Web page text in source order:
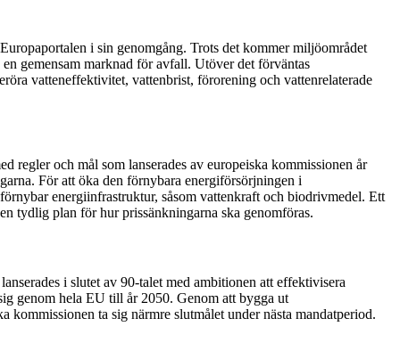
i sin genomgång. Trots det kommer miljöområdet
gemensam marknad för avfall. Utöver det förväntas
vatteneffektivitet, vattenbrist, förorening och vattenrelaterade
regler och mål som lanserades av europeiska kommissionen år
För att öka den förnybara energiförsörjningen i
energiinfrastruktur, såsom vattenkraft och biodrivmedel. Ett
tydlig plan förhurprissänkningarna ska genomföras.
i slutet av 90-talet med ambitionen att effektivisera
genom hela EU till år 2050. Genom att bygga ut
ta sig närmre slutmålet under nästa mandatperiod.